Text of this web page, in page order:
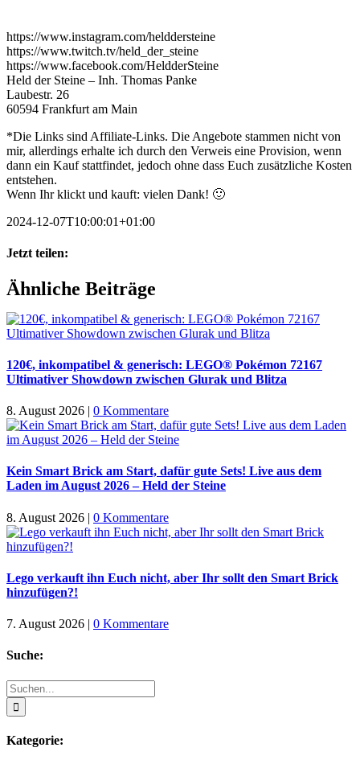
https://www.instagram.com/helddersteine
https://www.twitch.tv/held_der_steine
https://www.facebook.com/HeldderSteine
Held der Steine – Inh. Thomas Panke
Laubestr. 26
60594 Frankfurt am Main
*Die Links sind Affiliate-Links. Die Angebote stammen nicht von
mir, allerdings erhalte ich durch den Verweis eine Provision, wenn
dann ein Kauf stattfindet, jedoch ohne dass Euch zusätzliche Kosten
entstehen.
Wenn Ihr klickt und kauft: vielen Dank! 🙂
2024-12-07T10:00:01+01:00
Jetzt teilen:
Facebook
X
WhatsApp
Pinterest
E-
Mail
Ähnliche Beiträge
120€, inkompatibel & generisch: LEGO® Pokémon 72167
Ultimativer Showdown zwischen Glurak und Blitza
8. August 2026 | 0 Kommentare
Kein Smart Brick am Start, dafür gute Sets! Live aus dem
Laden im August 2026 – Held der Steine
8. August 2026 | 0 Kommentare
Lego verkauft ihn Euch nicht, aber Ihr sollt den Smart Brick
hinzufügen?!
7. August 2026 | 0 Kommentare
Suche:
Suche
nach:
Kategorie: